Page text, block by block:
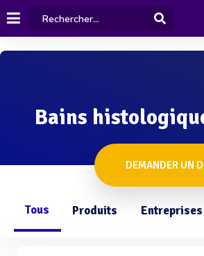
Bains
DEMANDER UN
Tous Produits Entreprises